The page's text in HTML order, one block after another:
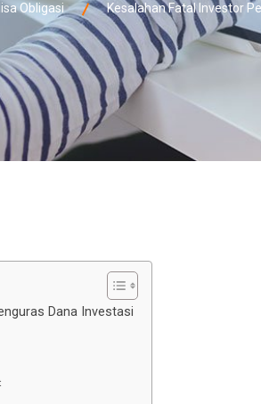
Obligasi Kesalahan Fatal Investor
Dana Investasi